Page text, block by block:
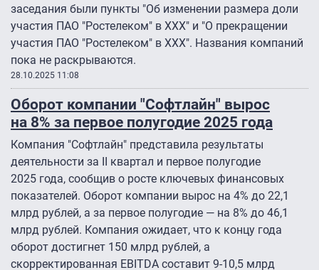
заседания были пункты "Об изменении размера доли
участия ПАО "Ростелеком" в ХХХ" и "О прекращении
участия ПАО "Ростелеком" в ХХХ". Названия компаний
пока не раскрываются.
28.10.2025 11:08
Оборот компании "Софтлайн" вырос
на 8% за первое полугодие 2025 года
Компания "Софтлайн" представила результаты
деятельности за II квартал и первое полугодие
2025 года, сообщив о росте ключевых финансовых
показателей. Оборот компании вырос на 4% до 22,1
млрд рублей, а за первое полугодие — на 8% до 46,1
млрд рублей. Компания ожидает, что к концу года
оборот достигнет 150 млрд рублей, а
скорректированная EBITDA составит 9-10,5 млрд